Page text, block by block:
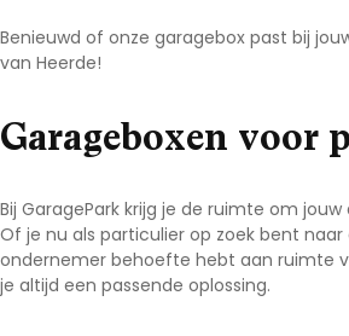
Benieuwd of onze garagebox past bij
van Heerde!
Garageboxen
Bij GaragePark krijg je de ruimte om
Of je nu als particulier op zoek bent
ondernemer behoefte hebt aan ruimte
je altijd een passende oplossing.